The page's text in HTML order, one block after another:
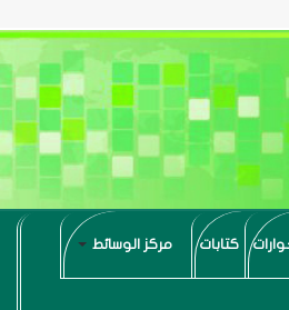
كتابات مركز الوسائط